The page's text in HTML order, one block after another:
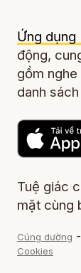
Ứng dụng
động,
gồm
danh
Tuệ giác
mặt cùng
Cúng dường -
Cookies